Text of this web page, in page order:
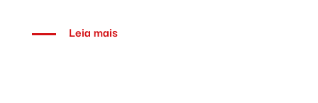
Leia mais